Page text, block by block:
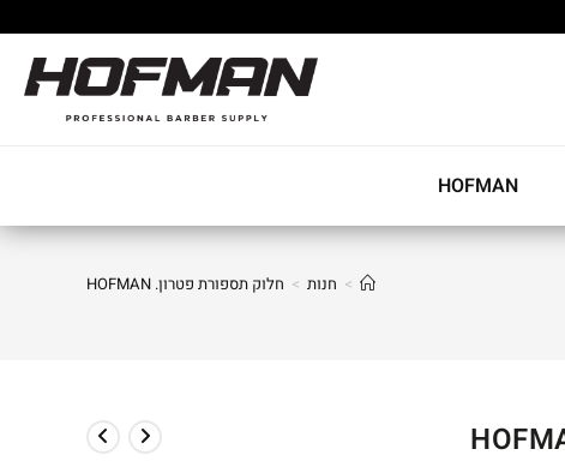
HOFMAN
> חנות > חלוק תספורת פטרון. HOFMAN